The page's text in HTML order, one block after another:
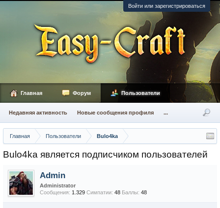
Войти или зарегистрироваться
Главная Пользователи Bulo4ka
Bulo4ka является подписчиком пользователей
Admin
Administrator
Сообщения: 1.329 Симпатии: 48 Баллы: 48
Главная Форум Пользователи
Недавняя активность Новые сообщения профиля ...